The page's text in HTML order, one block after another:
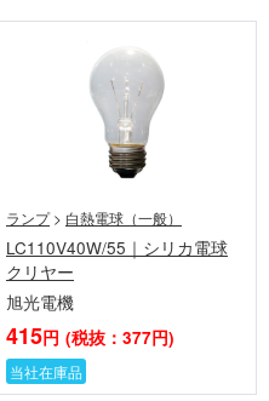
ランプ > 白熱電球（一般）
LC110V40W/55｜シリカ電球
クリヤー
旭光電機
415円 (税抜：377円)
当社在庫品